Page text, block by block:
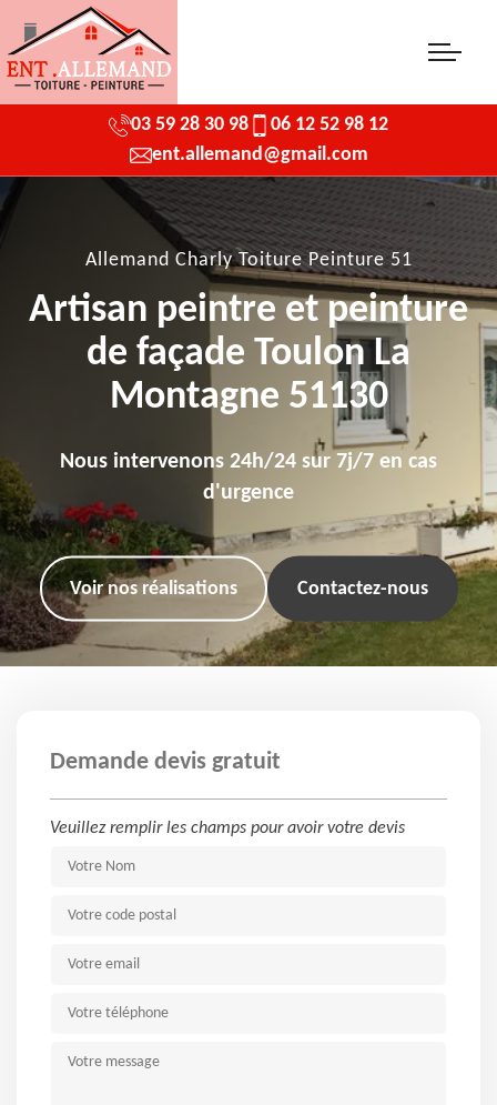
03 59 28 30 98
06 12 52 98 12
ent.allemand@gmail.com
Allemand Charly Toiture Peinture 51
Artisan peintre et peinture
de façade Toulon La
Montagne 51130
Nous intervenons 24h/24 sur 7j/7 en cas
d'urgence
Voir nos réalisations Contactez-nous
Demande devis gratuit
Veuillez remplir les champs pour avoir votre devis